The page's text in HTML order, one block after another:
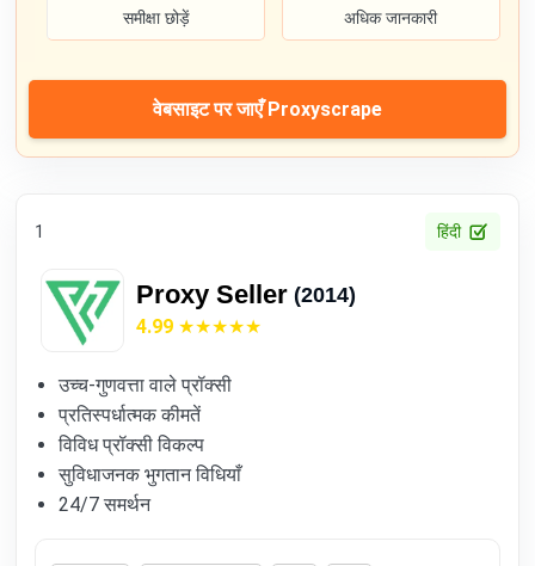
समीक्षा छोड़ें अधिक जानकारी
वेबसाइट पर जाएँ Proxyscrape
1 हिंदी
Proxy Seller (2014)
4.99
उच्च-गुणवत्ता वाले प्रॉक्सी
प्रतिस्पर्धात्मक कीमतें
विविध प्रॉक्सी विकल्प
सुविधाजनक भुगतान विधियाँ
24/7 समर्थन